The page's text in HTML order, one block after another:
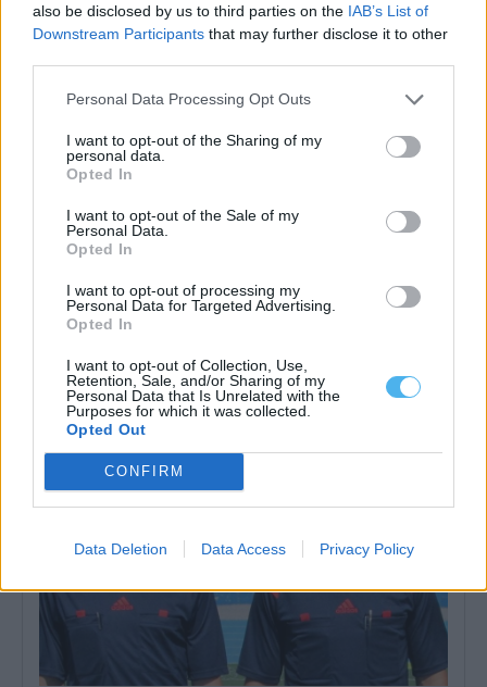
also be disclosed by us to third parties on the IAB’s List of
Downstream Participants that may further disclose it to other
Personal Data Processing Opt Outs
I want to opt-out of the Sharing of my
personal data.
Opted In
I want to opt-out of the Sale of my
Personal Data.
Opted In
I want to opt-out of processing my
Personal Data for Targeted Advertising.
Opted In
I want to opt-out of Collection, Use,
Retention, Sale, and/or Sharing of my
Personal Data that Is Unrelated with the
Purposes for which it was collected.
Opted Out
CONFIRM
Data Deletion Data Access Privacy Policy
Borba: Festival Gastronómico “Gaspacho e tomate” começa na
sexta-feira
sexta-feira um...
7 Agosto, 2026 - 16:00